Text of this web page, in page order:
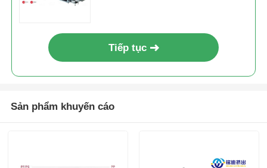
Tiếp tục
Sản phẩm khuyến cáo